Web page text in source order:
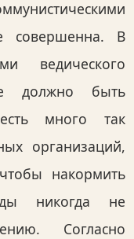
совершенна. В
ведического
должно быть
много так
организаций,
накормить
никогда не
Согласно